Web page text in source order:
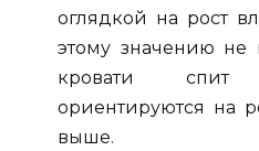
оглядкой на рост
этому значению
кровати спит
ориентируются на
выше.